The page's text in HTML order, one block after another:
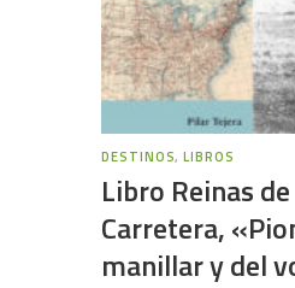
DESTINOS,LIBROS
Libro Reinas
Carretera,
manillar y del